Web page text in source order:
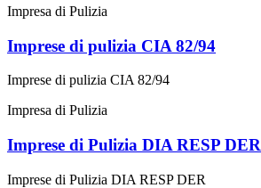
Impresa di Pulizia
Imprese di pulizia CIA 82/94
Imprese di pulizia CIA 82/94
Impresa di Pulizia
Imprese di Pulizia DIA RESP DER
Imprese di Pulizia DIA RESP DER